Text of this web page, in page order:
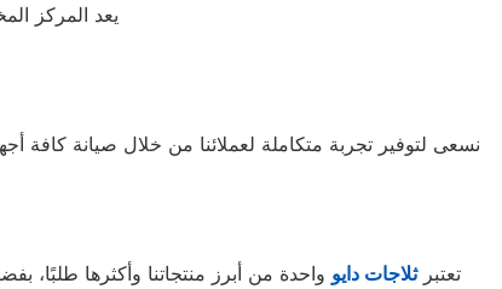
يعد المركز
نسعى لتوفير تجربة متكاملة لعملائنا من خلال صيانة كافة
تعتبرثلاجات دايو واحدة من أبرز منتجاتنا وأكثرها طلبًا،